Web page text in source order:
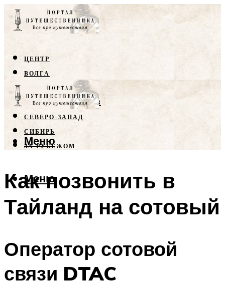
ЦЕНТР
ВОЛГА
КРЫМ
СЕВЕРНЫЙ КАВКАЗ
СЕВЕРО-ЗАПАД
СИБИРЬ
ЗА РУБЕЖОМ
Меню
Меню
Как позвонить в
Тайланд на сотовый
Оператор сотовой
связи DTAC